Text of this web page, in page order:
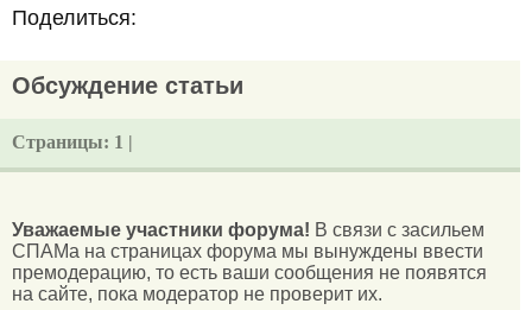
Поделиться:
Обсуждение статьи
Страницы: 1 |
Уважаемые участники форума! В связи с засильем
СПАМа на страницах форума мы вынуждены ввести
премодерацию, то есть ваши сообщения не появятся
на сайте, пока модератор не проверит их.